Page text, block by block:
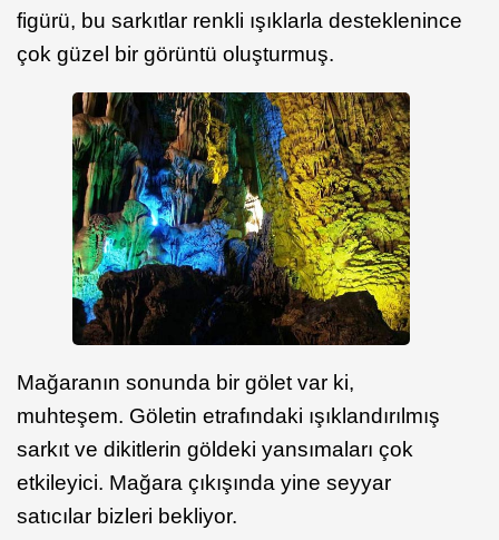
figürü, bu sarkıtlar renkli ışıklarla desteklenince
çok güzel bir görüntü oluşturmuş.
Mağaranın sonunda bir gölet var ki,
muhteşem. Göletin etrafındaki ışıklandırılmış
sarkıt ve dikitlerin göldeki yansımaları çok
etkileyici. Mağara çıkışında yine seyyar
satıcılar bizleri bekliyor.